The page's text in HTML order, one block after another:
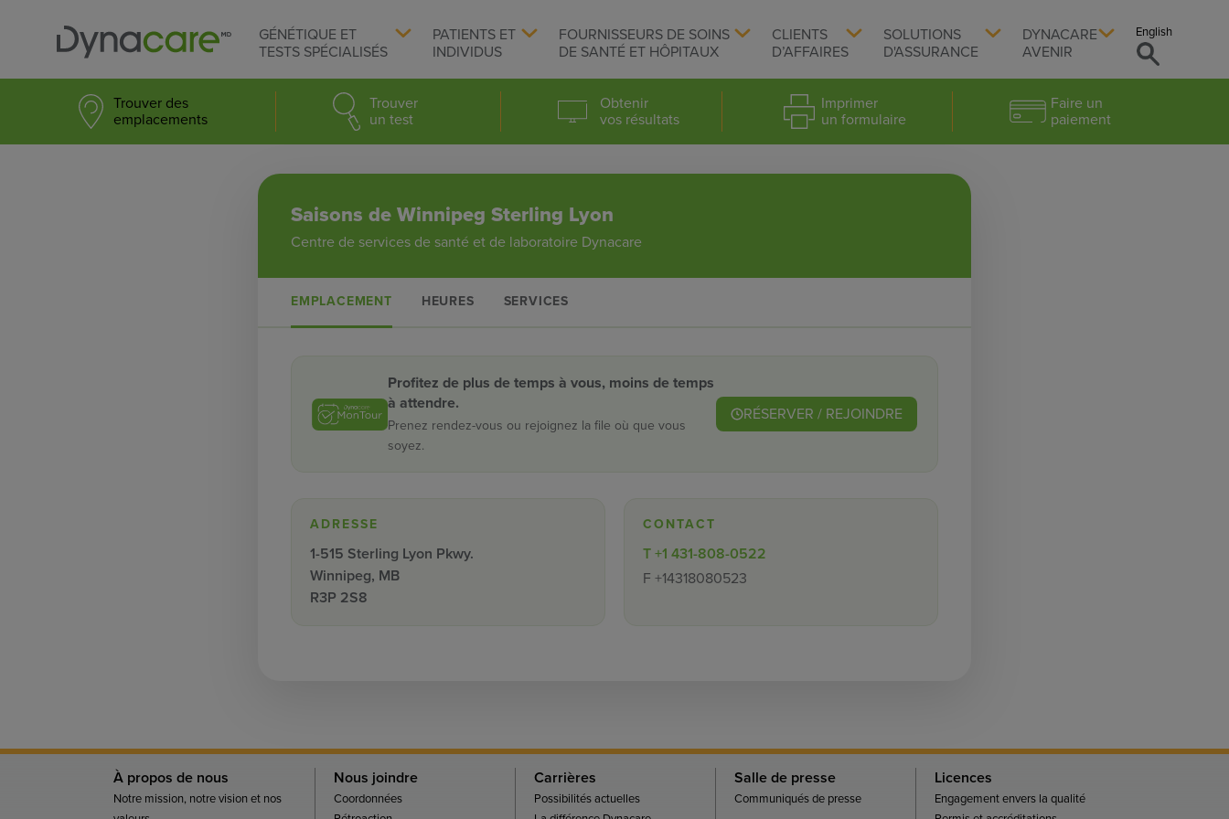
GÉNÉTIQUE ET
TESTS SPÉCIALISÉS
PATIENTS ET
INDIVIDUS
FOURNISSEURS DE SOINS
DE SANTÉ ET HÔPITAUX
CLIENTS
D’AFFAIRES
SOLUTIONS
D'ASSURANCE
DYNACARE
AVENIR
English
Trouver des
emplacements
Trouver
un test
Obtenir
vos résultats
Imprimer
un formulaire
Faire un
paiement
Saisons de Winnipeg Sterling Lyon
Centre de services de santé et de laboratoire Dynacare
EMPLACEMENT HEURES SERVICES
Profitez de plus de temps à vous, moins de temps
à attendre.
Prenez rendez-vous ou rejoignez la file où que vous
soyez.
RÉSERVER / REJOINDRE
ADRESSE
1-515 Sterling Lyon Pkwy.
Winnipeg, MB
R3P 2S8
CONTACT
T +1 431-808-0522
F +14318080523
À propos de nous
Notre mission, notre vision et nos
Nous joindre
Coordonnées
Carrières
Possibilités actuelles
Salle de presse
Communiqués de presse
Licences
Engagement envers la qualité